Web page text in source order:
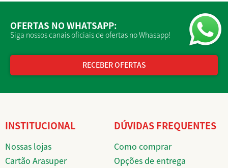
OFERTAS NO WHATSAPP:
Siga nossos canais oficiais de ofertas no Whasapp!
RECEBER OFERTAS
INSTITUCIONAL
Nossas lojas
Cartão Arasuper
DÚVIDAS FREQUENTES
Como comprar
Opções de entrega